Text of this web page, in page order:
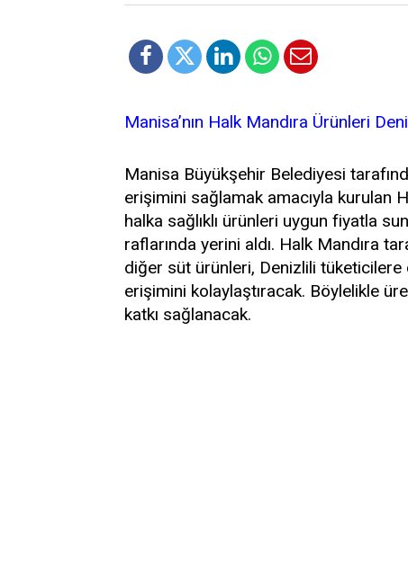
Manisa’nın Halk Mandıra Ürünleri
Manisa Büyükşehir Belediyesi
erişimini sağlamak amacıyla kurulan
halka sağlıklı ürünleri uygun fiyatla
raflarında yerini aldı. Halk Mandıra
diğer süt ürünleri, Denizlili tüketicilere
erişimini kolaylaştıracak. Böylelikle
katkı sağlanacak.